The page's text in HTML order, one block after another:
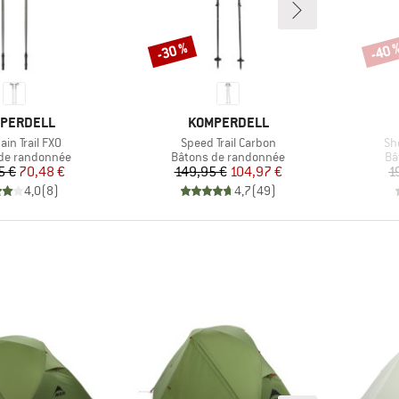
Trail FXO
randonnée
Prix
€Prix réduit
70,48 €
4,0(8)
MARQUE
KOMPERDELL
Article
Speed Trail Carbon
Product group
Bâtons de randonnée
Prix
149,95 €Prix réduit
104,97 €
4,7(49)
Remise
-30 % -40